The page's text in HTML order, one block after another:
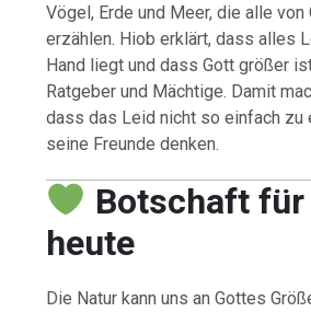
Vögel, Erde und Meer, die alle
erzählen. Hiob erklärt, dass alles
Hand liegt und dass Gott größer
Ratgeber und Mächtige. Damit
dass das Leid nicht so einfach zu
seine Freunde denken.
Botschaft für
heute
Die Natur kann uns an Gottes